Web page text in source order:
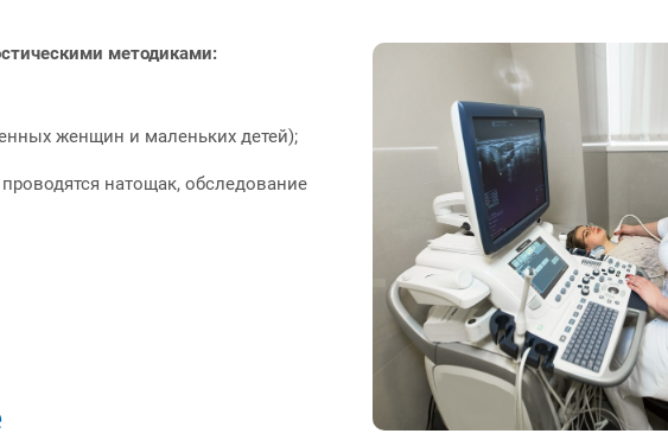
методиками:
женщин и маленьких детей);
натощак, обследование